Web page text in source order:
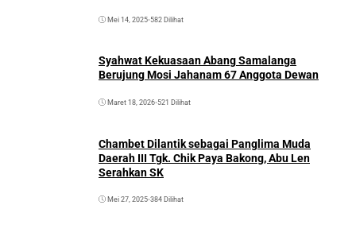
Mei 14, 2025•582 Dilihat
Syahwat Kekuasaan Abang Samalanga
Berujung Mosi Jahanam 67 Anggota Dewan
Maret 18, 2026•521 Dilihat
Chambet Dilantik sebagai Panglima Muda
Daerah III Tgk. Chik Paya Bakong, Abu Len
Serahkan SK
Mei 27, 2025•384 Dilihat